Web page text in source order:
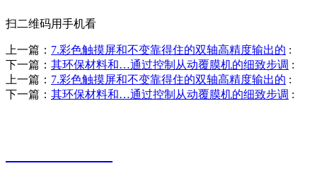
扫二维码用手机看
上一篇： 7.彩色触摸屏和不变靠得住的双轴高精度输出的 :
下一篇： 其环保材料和…通过控制从动覆膜机的细致步调 :
上一篇： 7.彩色触摸屏和不变靠得住的双轴高精度输出的 :
下一篇： 其环保材料和…通过控制从动覆膜机的细致步调 :